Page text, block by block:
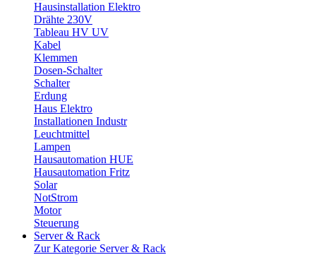
Hausinstallation Elektro
Drähte 230V
Tableau HV UV
Kabel
Klemmen
Dosen-Schalter
Schalter
Erdung
Haus Elektro
Installationen Industr
Leuchtmittel
Lampen
Hausautomation HUE
Hausautomation Fritz
Solar
NotStrom
Motor
Steuerung
Server & Rack
Zur Kategorie Server & Rack